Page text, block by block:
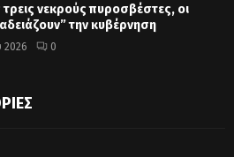
νεκρούς πυροσβέστες, οι
την κυβέρνηση
2026 0